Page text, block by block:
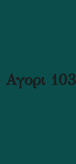
Αγορι 103